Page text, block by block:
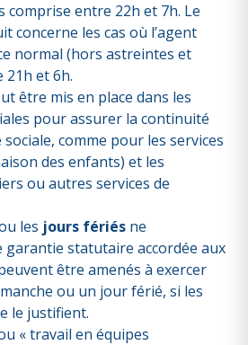
comprise entre 22h et 7h. Le
concerne les cas où l’agent
normal (hors astreintes et
et 6h.
être mis en place dans les
pour assurer la continuité
sociale, comme pour les services
des enfants) et les
ou autres services de
les jours fériés ne
statutaire accordée aux
être amenés à exercer
ou un jour férié, si les
le justifient.
« travail en équipes